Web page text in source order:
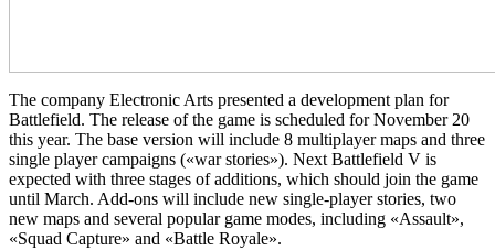
The company Electronic Arts presented a development plan for
Battlefield. The release of the game is scheduled for November 20
this year. The base version will include 8 multiplayer maps and three
single player campaigns («war stories»). Next Battlefield V is
expected with three stages of additions, which should join the game
until March. Add-ons will include new single-player stories, two
new maps and several popular game modes, including «Assault»,
«Squad Capture» and «Battle Royale».